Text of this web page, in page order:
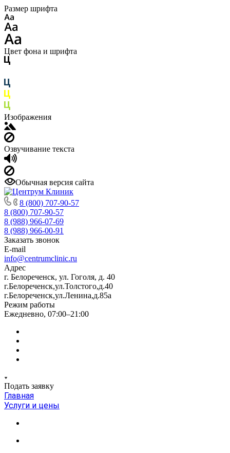
Размер шрифта
Цвет фона и шрифта
Изображения
Озвучивание текста
Обычная версия сайта
8 (800) 707-90-57
8 (800) 707-90-57
8 (988) 966-07-69
8 (988) 966-00-91
Заказать звонок
E-mail
info@centrumclinic.ru
Адрес
г. Белореченск, ул. Гоголя, д. 40
г.Белореченск,ул.Толстого,д.40
г.Белореченск,ул.Ленина,д.85а
Режим работы
Ежедневно, 07:00–21:00
Подать заявку
Главная
Услуги и цены